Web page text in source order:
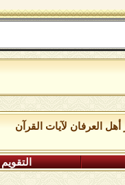
العرفان لآيات القرآن
التقويم